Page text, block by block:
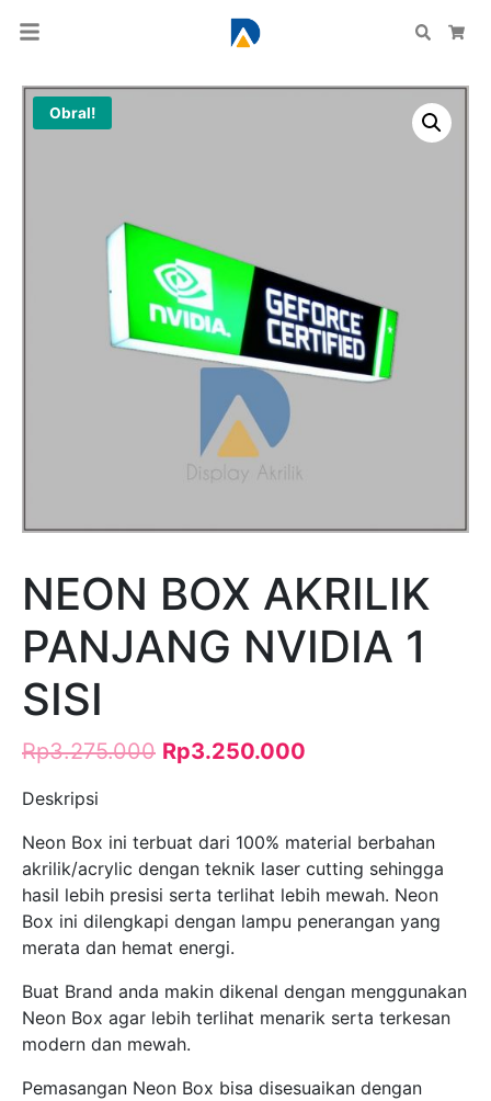
Search
Obral!
NEON BOX AKRILIK
PANJANG NVIDIA 1
SISI
Rp3.275.000 Rp3.250.000
Deskripsi
Neon Box ini terbuat dari 100% material berbahan
akrilik/acrylic dengan teknik laser cutting sehingga
hasil lebih presisi serta terlihat lebih mewah. Neon
Box ini dilengkapi dengan lampu penerangan yang
merata dan hemat energi.
Buat Brand anda makin dikenal dengan menggunakan
Neon Box agar lebih terlihat menarik serta terkesan
modern dan mewah.
Pemasangan Neon Box bisa disesuaikan dengan